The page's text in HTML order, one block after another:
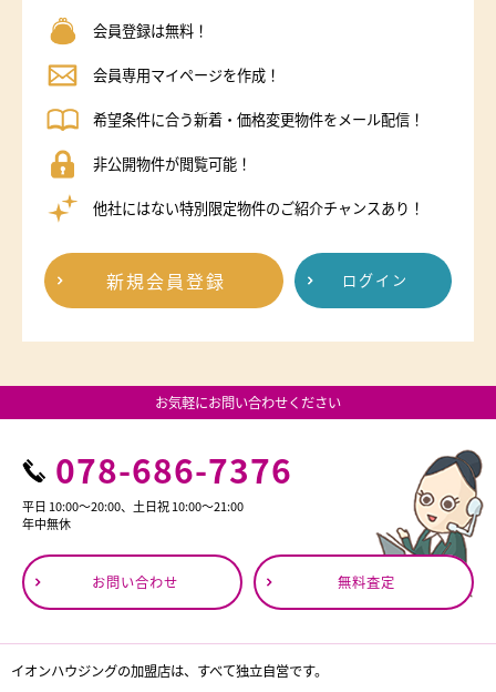
会員登録は無料！
会員専用マイページを作成！
希望条件に合う新着・価格変更物件をメール配信！
非公開物件が閲覧可能！
他社にはない特別限定物件のご紹介チャンスあり！
新規会員登録 ログイン
お気軽にお問い合わせください
078-686-7376
平日 10:00～20:00、土日祝 10:00～21:00
年中無休
お問い合わせ 無料査定
イオンハウジングの加盟店は、すべて独立自営です。